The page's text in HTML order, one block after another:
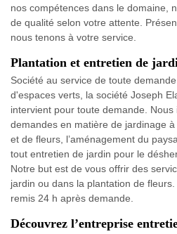
nos compétences dans le domaine,
de qualité selon votre attente.
nous tenons à votre service.
Plantation et entretien de
Société au service de toute
d'espaces verts, la société Joseph
intervient pour toute demande.
demandes en matière de jardinage
et de fleurs, l’aménagement du
tout entretien de jardin pour le
Notre but est de vous offrir des
jardin ou dans la plantation de
remis 24 h après demande.
Découvrez l’entreprise